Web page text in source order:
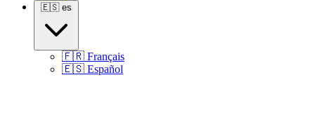
🇪🇸 es
🇫🇷 Français
🇪🇸 Español